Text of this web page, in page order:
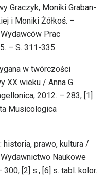
Graczyk, Moniki Graban-
i Moniki Żółkoś. –
Prac
– S. 311-335
w twórczości
XX wieku / Anna G.
2012. – 283, [1]
Musicologica
historia, prawo, kultura /
Naukowe
[2] s., [6] s. tabl. kolor.